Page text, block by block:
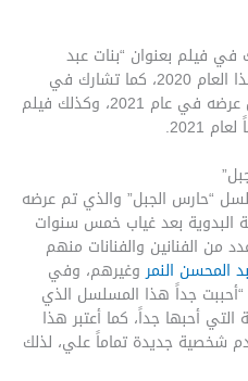
في فيلم بعنوان “بنات عبد
الرحمن” والذي سيتم عرضه في هذا العام 2020، كما تشارك في
مسلسل “الملك أحمس” والمفترض عرضه في عام 2021، وكذلك فيلم
2021.
“حارس الجبل” والذي تم عرضه
شخصية البدوية بعد غياب خمس سنوات
الفنانين والفنانات منهم
المحسن النمر وغيرهم، وفي
جداً هذا المسلسل الذي
أحبها جداً، كما أعتبر هذا
شخصية جديدة تماماً علي، لذلك